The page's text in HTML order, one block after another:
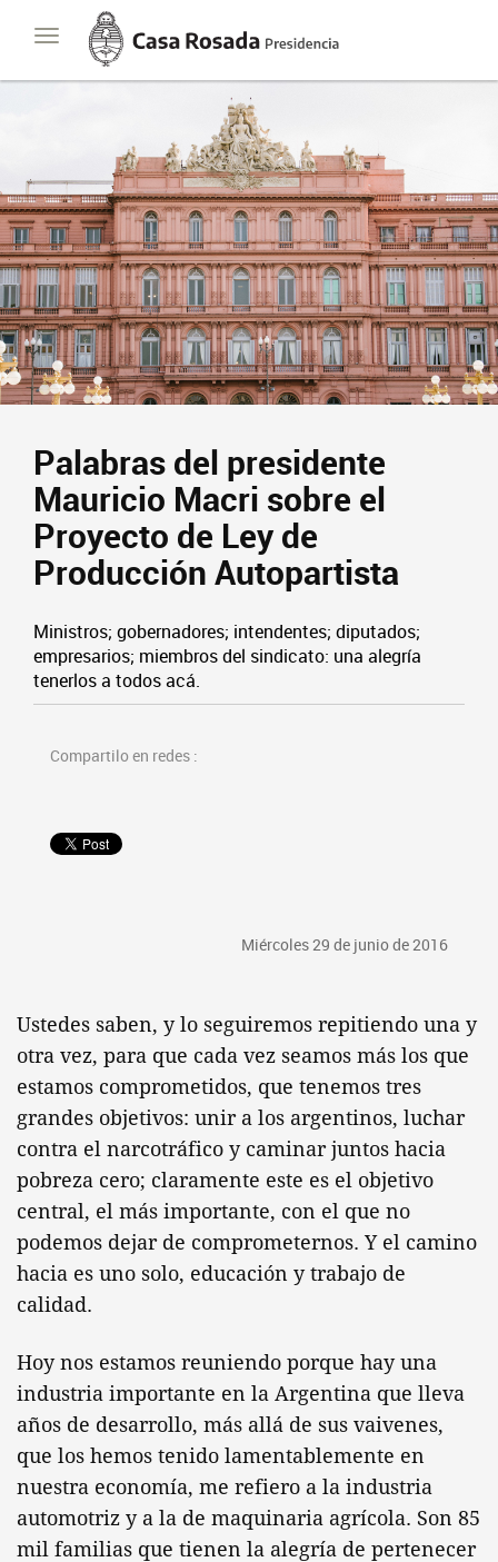
Toggle
navigation
Casa
Rosada
Presidencia
de
Palabras del presidente
Mauricio Macri sobre el
Proyecto de Ley de
Producción Autopartista
Ministros; gobernadores; intendentes; diputados;
empresarios; miembros del sindicato: una alegría
tenerlos a todos acá.
Compartilo en redes :
Miércoles 29 de junio de 2016
Ustedes saben, y lo seguiremos repitiendo una y
otra vez, para que cada vez seamos más los que
estamos comprometidos, que tenemos tres
grandes objetivos: unir a los argentinos, luchar
contra el narcotráfico y caminar juntos hacia
pobreza cero; claramente este es el objetivo
central, el más importante, con el que no
podemos dejar de comprometernos. Y el camino
hacia es uno solo, educación y trabajo de
calidad.
Hoy nos estamos reuniendo porque hay una
industria importante en la Argentina que lleva
años de desarrollo, más allá de sus vaivenes,
que los hemos tenido lamentablemente en
nuestra economía, me refiero a la industria
automotriz y a la de maquinaria agrícola. Son 85
mil familias que tienen la alegría de pertenecer